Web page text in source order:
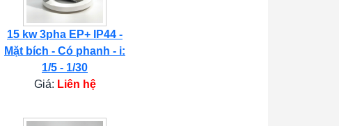
15 kw 3pha EP+ IP44 -
Mặt bích - Có phanh - i:
1/5 - 1/30
Giá: Liên hệ